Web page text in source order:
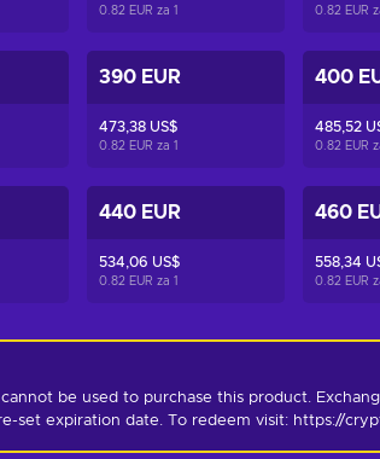
0.82 EUR za 1 0.82 EUR
390 EUR
473,38 US$
0.82 EUR za 1
400
485,52
0.82 EUR
440 EUR
534,06 US$
0.82 EUR za 1
460
558,34
0.82 EUR
be used to purchase this product.
set expiration date. To redeem visit: https://